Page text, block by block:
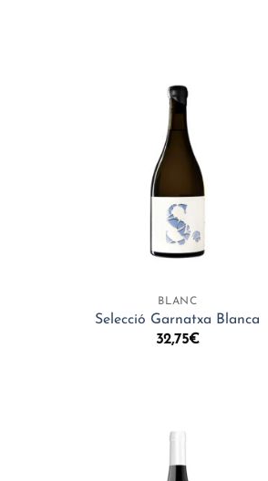
BLANC
Selecció Garnatxa Blanca
32,75€